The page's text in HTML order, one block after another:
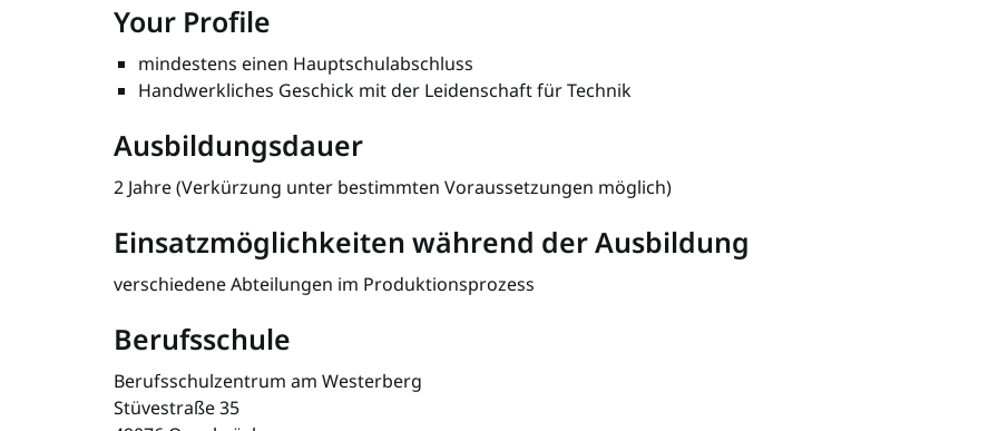
Your Profile
mindestens einen Hauptschulabschluss
Handwerkliches Geschick mit der Leidenschaft für Technik
Ausbildungsdauer
2 Jahre (Verkürzung unter bestimmten Voraussetzungen möglich)
Einsatzmöglichkeiten während der Ausbildung
verschiedene Abteilungen im Produktionsprozess
Berufsschule
Berufsschulzentrum am Westerberg
Stüvestraße 35